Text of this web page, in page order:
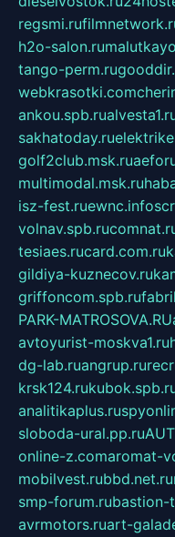
regsmi.ru
h2o-salon.ru
tango-perm.ru
webkrasotki.com
ankou.spb.ru
sakhatoday.ru
golf2club.msk.ru
multimodal.msk.ru
isz-fest.ruewnc.info
volnav.spb.ru
tesiaes.rucard.com.ru
gildiya-kuznecov.ru
griffoncom.spb.ru
PARK-MATROSOVA.RU
avtoyurist-moskva1.ru
dg-lab.ruangrup.ru
krsk124.ru
analitikaplus.ru
sloboda-ural.pp.ru
online-z.comaromat-
mobilvest.rubbd.net.ru
smp-forum.rubastion-
avrmotors.ruart-